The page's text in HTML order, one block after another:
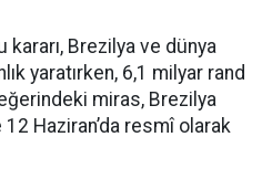
kararı, Brezilya ve dünya
yaratırken, 6,1 milyar rand
miras, Brezilya
Haziran’da resmî olarak